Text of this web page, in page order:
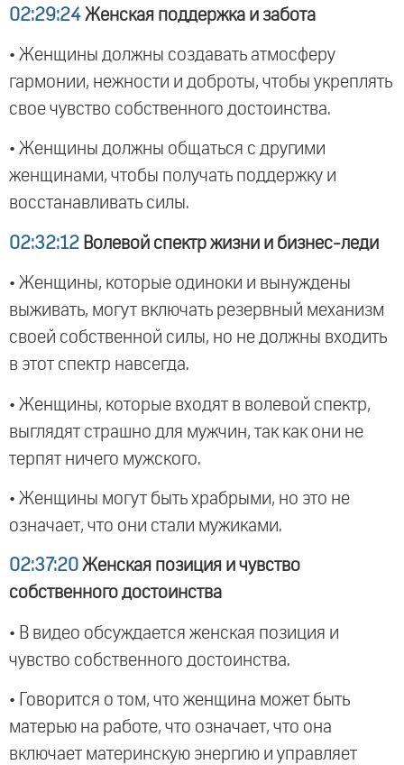
02:29:24 Женская поддержка и забота
• Женщины должны создавать атмосферу
гармонии, нежности и доброты, чтобы укреплять
свое чувство собственного достоинства.
• Женщины должны общаться с другими
женщинами, чтобы получать поддержку и
восстанавливать силы.
02:32:12 Волевой спектр жизни и бизнес-леди
• Женщины, которые одиноки и вынуждены
выживать, могут включать резервный механизм
своей собственной силы, но не должны входить
в этот спектр навсегда.
• Женщины, которые входят в волевой спектр,
выглядят страшно для мужчин, так как они не
терпят ничего мужского.
• Женщины могут быть храбрыми, но это не
означает, что они стали мужиками.
02:37:20 Женская позиция и чувство
собственного достоинства
• В видео обсуждается женская позиция и
чувство собственного достоинства.
• Говорится о том, что женщина может быть
матерью на работе, что означает, что она
включает материнскую энергию и управляет